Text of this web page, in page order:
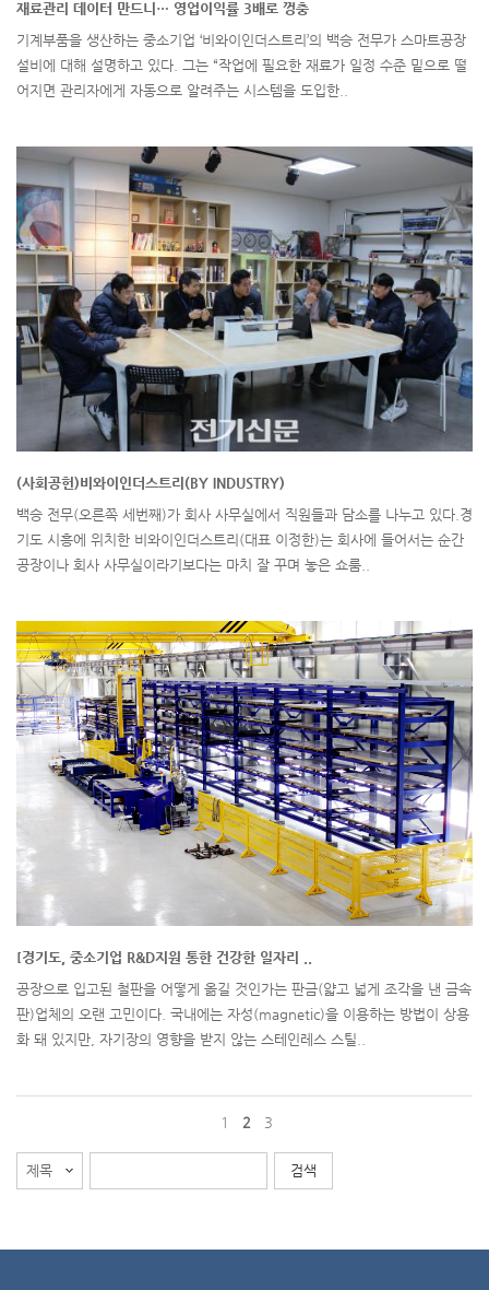
재료관리 데이터 만드니… 영업이익률 3배로 껑충
기계부품을 생산하는 중소기업 ‘비와이인더스트리’의 백승 전무가 스마트공장
설비에 대해 설명하고 있다. 그는 “작업에 필요한 재료가 일정 수준 밑으로 떨
어지면 관리자에게 자동으로 알려주는 시스템을 도입한..
(사회공헌)비와이인더스트리(BY INDUSTRY)
백승 전무(오른쪽 세번째)가 회사 사무실에서 직원들과 담소를 나누고 있다.경
기도 시흥에 위치한 비와이인더스트리(대표 이정한)는 회사에 들어서는 순간
공장이나 회사 사무실이라기보다는 마치 잘 꾸며 놓은 쇼룸..
[경기도, 중소기업 R&D지원 통한 건강한 일자리 ..
공장으로 입고된 철판을 어떻게 옮길 것인가는 판금(얇고 넓게 조각을 낸 금속
판)업체의 오랜 고민이다. 국내에는 자성(magnetic)을 이용하는 방법이 상용
화 돼 있지만, 자기장의 영향을 받지 않는 스테인레스 스틸..
1 2 3